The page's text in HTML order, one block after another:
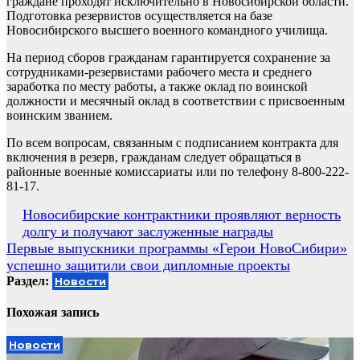
Подготовка резервистов осуществляется на базе
Новосибирского высшего военного командного училища.
На период сборов гражданам гарантируется сохранение за
сотрудниками-резервистами рабочего места и среднего
заработка по месту работы, а также оклад по воинской
должности и месячный оклад в соответствии с присвоенным
воинским званием.
По всем вопросам, связанным с подписанием контракта для
включения в резерв, гражданам следует обращаться в
районные военные комиссариаты или по телефону 8-800-222-
81-17.
Навигация
по
записям
Новосибирские контрактники проявляют верность
долгу и получают заслуженные награды
Первые выпускники программы «Герои НовоСибири»
успешно защитили свои дипломные проекты
Раздел: Новости
Похожая запись
Новости